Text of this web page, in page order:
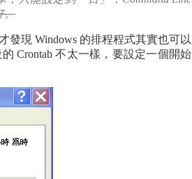
。
發現 Windows 的排程程式其實也可以
Crontab 不太一樣，要設定一個開始